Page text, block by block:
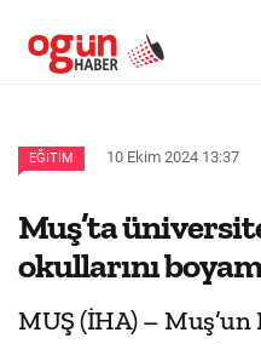
EĞITIM 10 Ekim 2024 13:37
Muş’ta
okullarını
MUŞ (İHA) – Muş’un